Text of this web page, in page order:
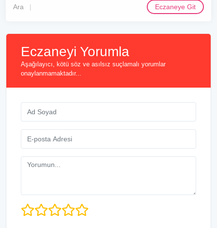
Ara Eczaneye Git
Eczaneyi Yorumla
Aşağılayıcı, kötü söz ve asılsız suçlamalı yorumlar
onaylanmamaktadır...